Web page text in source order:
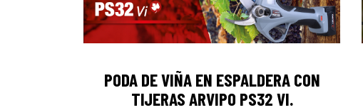
PODA DE VIÑA EN ESPALDERA CON
TIJERAS ARVIPO PS32 VI.